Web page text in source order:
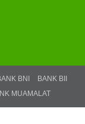
BNI
BANK BII
MUAMALAT